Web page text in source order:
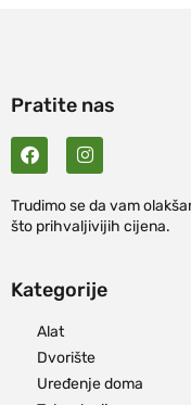
Pratite nas
Trudimo se da vam
što prihvaljivijih cijena.
Kategorije
Alat
Dvorište
Uređenje doma